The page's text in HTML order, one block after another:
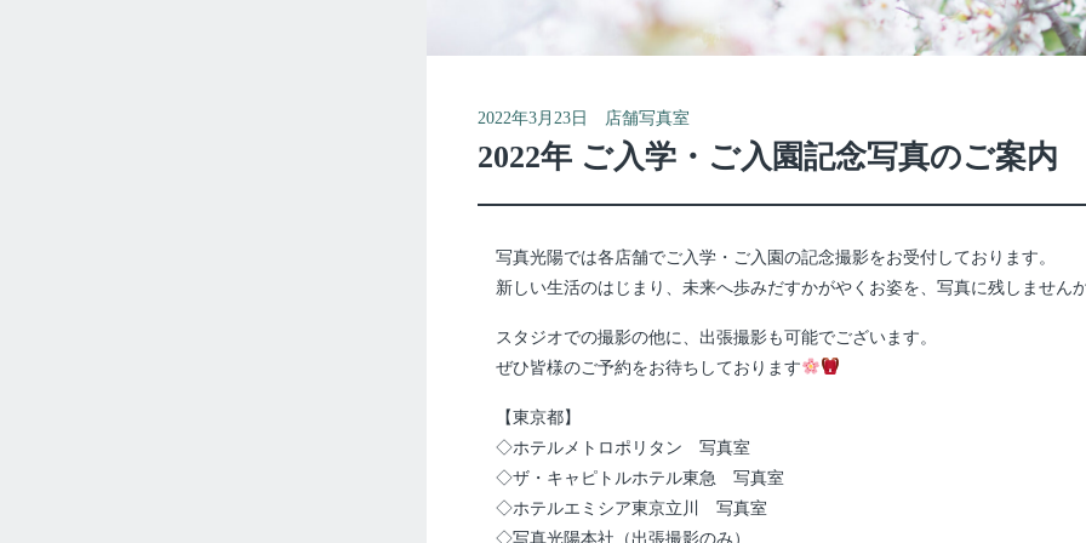
2022年3月23日 店舗写真室
2022年 ご入学・ご入園記念写真のご案内
写真光陽では各店舗でご入学・ご入園の記念撮影をお受付しております。
新しい生活のはじまり、未来へ歩みだすかがやくお姿を、写真に残しません
スタジオでの撮影の他に、出張撮影も可能でございます。
ぜひ皆様のご予約をお待ちしております
【東京都】
◇ホテルメトロポリタン 写真室
◇ザ・キャピトルホテル東急 写真室
◇ホテルエミシア東京立川 写真室
◇写真光陽本社（出張撮影のみ）